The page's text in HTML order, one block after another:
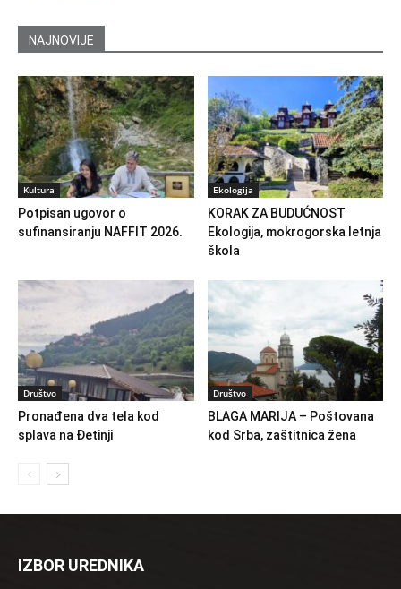
NAJNOVIJE
Kultura
Potpisan ugovor o
sufinansiranju NAFFIT 2026.
Ekologija
KORAK ZA BUDUĆNOST
Ekologija, mokrogorska letnja
škola
Društvo
Pronađena dva tela kod
splava na Đetinji
Društvo
BLAGA MARIJA – Poštovana
kod Srba, zaštitnica žena
IZBOR UREDNIKA